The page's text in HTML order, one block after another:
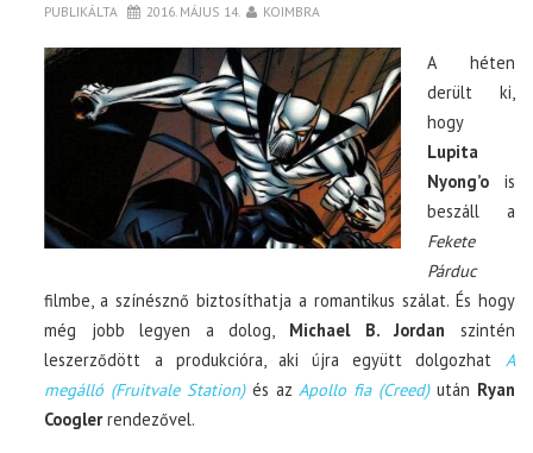
PUBLIKÁLTA 2016. MÁJUS 14. KOIMBRA
A héten
derült ki,
hogy
Lupita
Nyong’o is
beszáll a
Fekete
Párduc
filmbe, a színésznő biztosíthatja a romantikus szálat. És hogy
még jobb legyen a dolog,
Michael B. Jordan szintén
leszerződött a produkcióra, aki újra együtt dolgozhat
A
megálló (Fruitvale Station)és az Apollo fia (Creed)után Ryan
Cooglerrendezővel.